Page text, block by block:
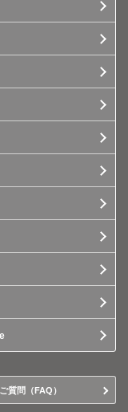
質問（FAQ）